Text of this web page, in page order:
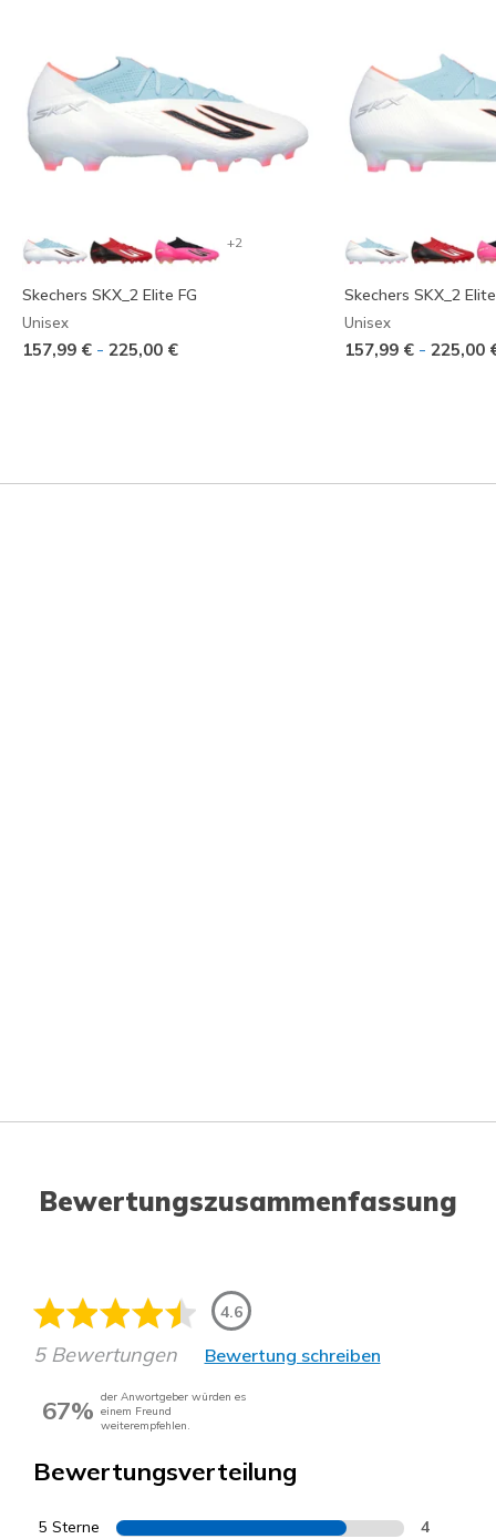
+2
Skechers SKX_2 Elite FG
Unisex
157,99 € - 225,00 €
Skechers SKX_2
Unisex
157,99 € - 225,00
Bewertungszusammenfassung
4.6
5 Bewertungen Bewertung schreiben
67% der Anwortgeber würden es
einem Freund
weiterempfehlen.
Bewertungsverteilung
5 Sterne 4